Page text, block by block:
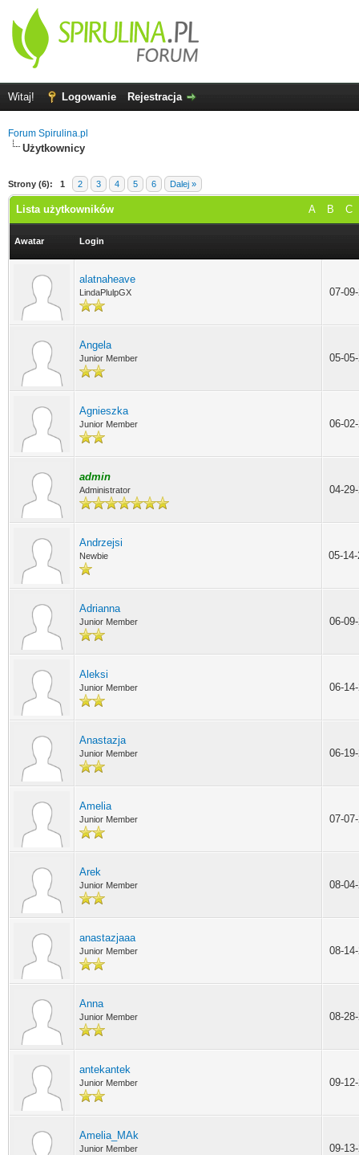
Witaj! Logowanie Rejestracja
Forum Spirulina.pl
Użytkownicy
Strony (6): 1 2 3 4 5 6 Dalej »
A B C
Lista użytkowników
Awatar Login
alatnaheave
LindaPlulpGX 07-
Angela
Junior Member 05-
Agnieszka
Junior Member 06-
admin
Administrator 04-
Andrzejsi
Newbie 05-
Adrianna
Junior Member 06-
Aleksi
Junior Member 06-
Anastazja
Junior Member 06-
Amelia
Junior Member 07-
Arek
Junior Member 08-
anastazjaaa
Junior Member 08-
Anna
Junior Member 08-
antekantek
Junior Member 09-
Amelia_MAk
Junior Member 09-